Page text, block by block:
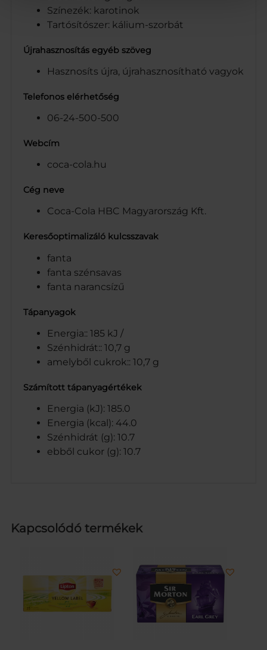
Színezék: karotinok
Tartósítószer: kálium-szorbát
Újrahasznosítás egyéb szöveg
Hasznosíts újra, újrahasznosítható vagyok
Telefonos elérhetőség
06-24-500-500
Webcím
coca-cola.hu
Cég neve
Coca-Cola HBC Magyarország Kft.
Keresőoptimalizáló kulcsszavak
fanta
fanta szénsavas
fanta narancsízű
Tápanyagok
Energia:: 185 kJ /
Szénhidrát:: 10,7 g
amelyből cukrok:: 10,7 g
Számított tápanyagértékek
Energia (kJ): 185.0
Energia (kcal): 44.0
Szénhidrát (g): 10.7
ebből cukor (g): 10.7
Kapcsolódó termékek